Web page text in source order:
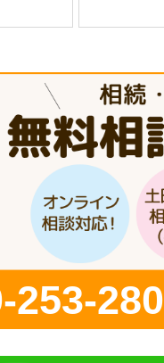
253-280